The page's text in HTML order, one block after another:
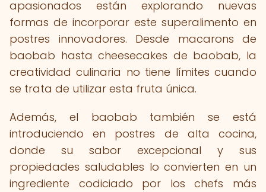
apasionados están explorando nuevas
formas de incorporar este superalimento en
postres innovadores. Desde macarons de
baobab hasta cheesecakes de baobab, la
creatividad culinaria no tiene límites cuando
se trata de utilizar esta fruta única.
Además, el baobab también se está
introduciendo en postres de alta cocina,
donde su sabor excepcional y sus
propiedades saludables lo convierten en un
ingrediente codiciado por los chefs más